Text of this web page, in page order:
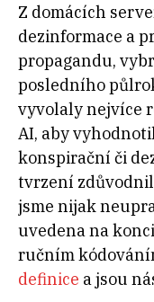
Z domácích
dezinformace a
propagandu,
posledního
vyvolaly nejvíce
AI, aby
konspirační či
tvrzení
jsme nijak
uvedena na
ručním
definice a jsou